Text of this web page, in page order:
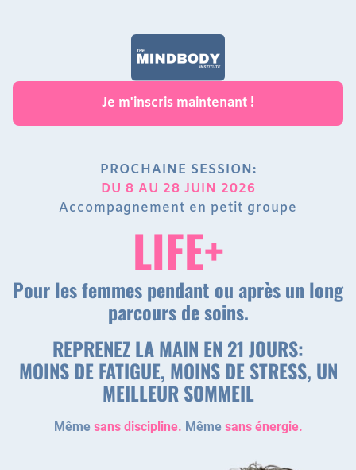
Je m'inscris maintenant !
PROCHAINE SESSION:
DU 8 AU 28 JUIN 2026
Accompagnement en petit groupe
LIFE+
Pour les femmes pendant ou après un long
parcours de soins.
REPRENEZ LA MAIN EN 21 JOURS:
MOINS DE FATIGUE, MOINS DE STRESS, UN
MEILLEUR SOMMEIL
Mêmesans discipline. Mêmesans énergie.